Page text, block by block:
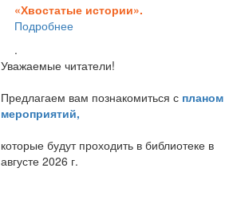
«Хвостатые истории».
Подробнее
.
Уважаемые читатели!
Предлагаем вам познакомиться с планом
мероприятий,
которые будут проходить в библиотеке в
августе 2026 г.